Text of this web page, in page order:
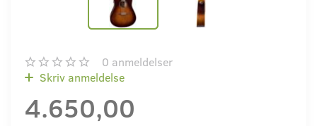
0 anmeldelser
Skriv anmeldelse
4.650,00